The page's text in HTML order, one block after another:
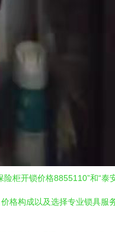
柜开锁价格8855110”和“泰
格构成以及选择专业锁具服